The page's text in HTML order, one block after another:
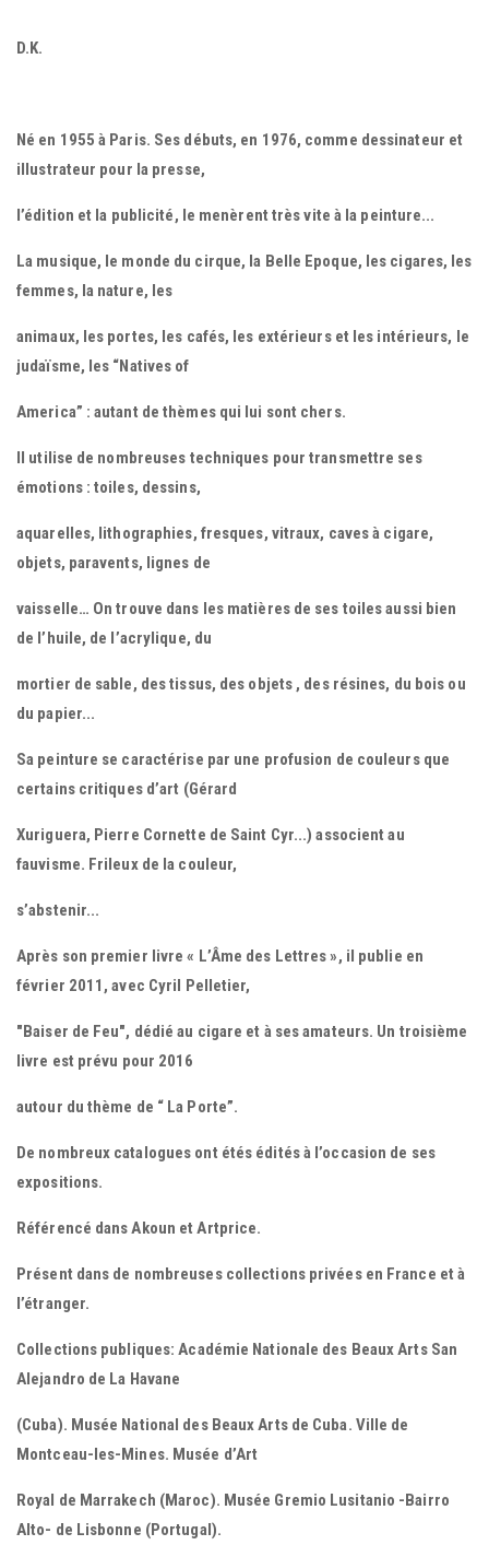
D.K.
Né en 1955 à Paris. Ses débuts, en 1976, comme dessinateur et
illustrateur pour la presse,
l’édition et la publicité, le menèrent très vite à la peinture...
La musique, le monde du cirque, la Belle Epoque, les cigares, les
femmes, la nature, les
animaux, les portes, les cafés, les extérieurs et les intérieurs, le
judaïsme, les “Natives of
America” : autant de thèmes qui lui sont chers.
Il utilise de nombreuses techniques pour transmettre ses
émotions : toiles, dessins,
aquarelles, lithographies, fresques, vitraux, caves à cigare,
objets, paravents, lignes de
vaisselle… On trouve dans les matières de ses toiles aussi bien
de l’huile, de l’acrylique, du
mortier de sable, des tissus, des objets , des résines, du bois ou
du papier...
Sa peinture se caractérise par une profusion de couleurs que
certains critiques d’art (Gérard
Xuriguera, Pierre Cornette de Saint Cyr...) associent au
fauvisme. Frileux de la couleur,
s’abstenir...
Après son premier livre « L’Âme des Lettres », il publie en
février 2011, avec Cyril Pelletier,
"Baiser de Feu", dédié au cigare et à ses amateurs. Un troisième
livre est prévu pour 2016
autour du thème de “ La Porte”.
De nombreux catalogues ont étés édités à l’occasion de ses
expositions.
Référencé dans Akoun et Artprice.
Présent dans de nombreuses collections privées en France et à
l’étranger.
Collections publiques: Académie Nationale des Beaux Arts San
Alejandro de La Havane
(Cuba). Musée National des Beaux Arts de Cuba. Ville de
Montceau-les-Mines. Musée d’Art
Royal de Marrakech (Maroc). Musée Gremio Lusitanio -Bairro
Alto- de Lisbonne (Portugal).